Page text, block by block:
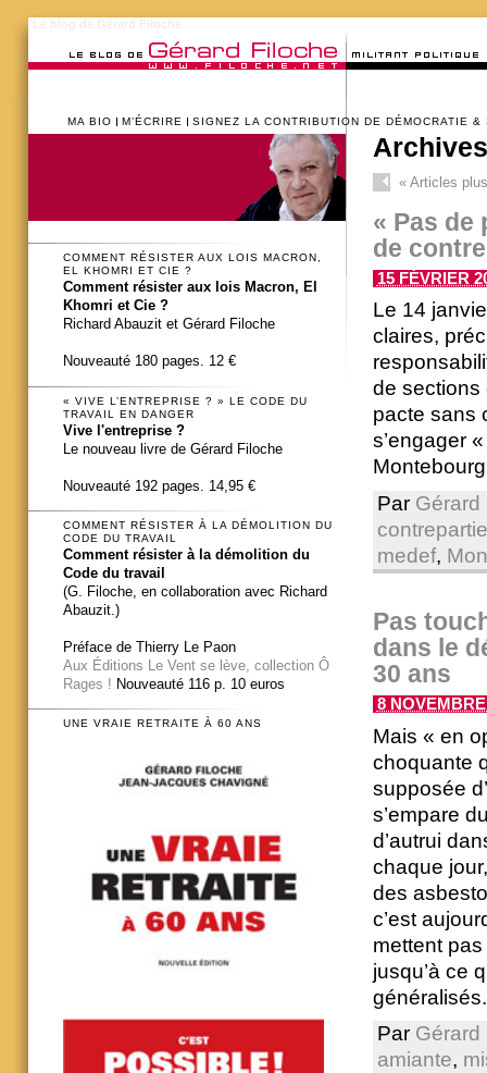
MA BIO M’ÉCRIRE SIGNEZ LA CONTRIBUTION DE DÉMOCRATIE &
«Articles
« Pas de
de
15 FÉVRIER
Le 14
claires,
de sections
pacte sans
s’engager
Par Gérard
medef,
Pas
dans le
30 ans
8
Mais « en
choquante
supposée
s’empare
d’autrui
chaque
des
c’est
mettent
jusqu’à ce
Par Gérard
amiante,
COMMENT RÉSISTER AUX LOIS MACRON,
EL KHOMRI ET CIE ?
Comment résister aux lois Macron, El
Khomri et Cie ?
Richard Abauzit et Gérard Filoche
Nouveauté 180 pages. 12 €
« VIVE L’ENTREPRISE ? » LE CODE DU
TRAVAIL EN DANGER
Vive l'entreprise ?
Le nouveau livre de Gérard Filoche
Nouveauté 192 pages. 14,95 €
COMMENT RÉSISTER À LA DÉMOLITION DU
CODE DU TRAVAIL
Comment résister à la démolition du
Code du travail
(G. Filoche, en collaboration avec Richard
Abauzit.)
Préface de Thierry Le Paon
Aux Éditions Le Vent se lève, collection Ô
Rages ! Nouveauté 116 p. 10 euros
UNE VRAIE RETRAITE À 60 ANS